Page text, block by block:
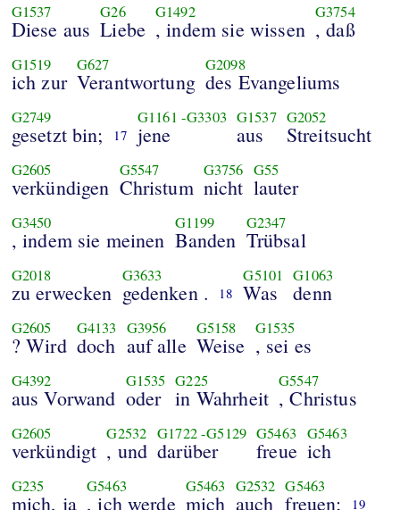
G1537
Diese aus
G26
Liebe
G1492
, indem sie wissen
G3754
, daß
G1519
ich zur
G627
Verantwortung
G2098
des Evangeliums
G2749
gesetzt bin; 17
G1161 -G3303
jene
G1537
aus
G2052
Streitsucht
G2605
verkündigen
G5547
Christum
G3756
nicht
G55
lauter
G3450
, indem sie meinen
G1199
Banden
G2347
Trübsal
G2018
zu erwecken
G3633
gedenken . 18
G5101
Was
G1063
denn
G2605
? Wird
G4133
doch
G3956
auf alle
G5158
Weise
G1535
, sei es
G4392
aus Vorwand
G1535
oder
G225
in Wahrheit
G5547
, Christus
G2605
verkündigt
G2532
, und
G1722-G5129
darüber
G5463
freue
G5463
ich
G235
mich, ja
G5463
, ich werde
G5463
mich
G2532
auch
G5463
freuen; 19